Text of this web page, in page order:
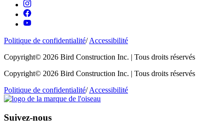
Politique de confidentialité/Accessibilité
Copyright© 2026 Bird Construction Inc. | Tous droits réservés
Copyright© 2026 Bird Construction Inc. | Tous droits réservés
Politique de confidentialité/Accessibilité
Suivez-nous